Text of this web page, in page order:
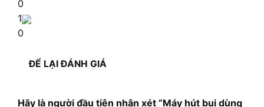
0
1
0
ĐỂ LẠI ĐÁNH GIÁ
Hãy là người đầu tiên nhận xét “Máy hút bụi dùng